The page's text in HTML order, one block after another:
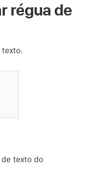
régua de
texto.
texto do